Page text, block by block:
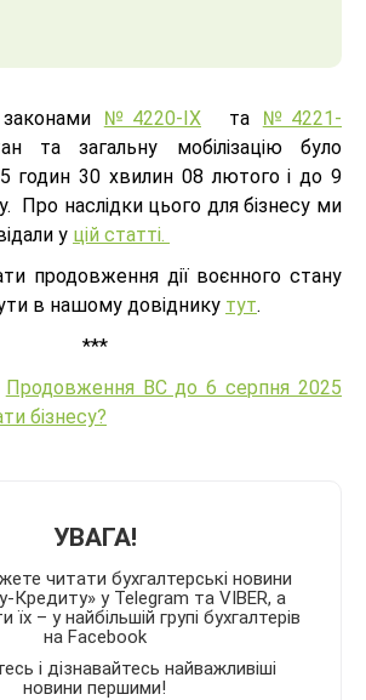
№4220-IX та №4221-
та загальну мобілізацію було
годин 30 хвилин 08 лютого і до 9
Про наслідки цього для бізнесу ми
у цій статті.
продовження дії воєнного стану
в нашому довіднику тут.
***
Продовження ВС до 6 серпня 2025
бізнесу?
УВАГА!
читати бухгалтерські новини
Кредиту» у Telegram та VIBER, а
– у найбільшій групі бухгалтерів
на Facebook
і дізнавайтесь найважливіші
новини першими!